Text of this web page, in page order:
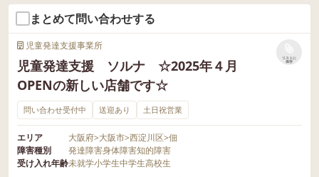
まとめて問い合わせする
児童発達支援事業所
児童発達支援 ソルナ ☆2025年４月
OPENの新しい店舗です☆
リストに
保存
問い合わせ受付中 送迎あり 土日祝営業
エリア 大阪府>大阪市>西淀川区>佃
障害種別
発達障害身体障害知的障害
受け入れ年齢未就学小学生中学生高校生